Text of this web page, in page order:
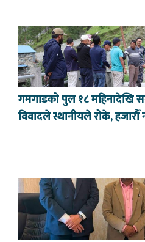
गमगाडको पुल १८ महिनादेखि
विवादले स्थानीयले रोके, हजारौँ